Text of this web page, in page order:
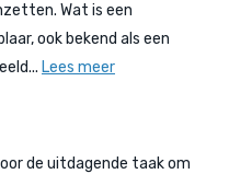
Wat is een
ook bekend als een
Lees meer
de uitdagende taak om